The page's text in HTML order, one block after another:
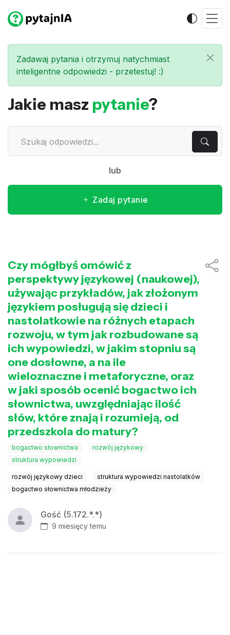
Zadawaj pytania i otrzymuj natychmiast
inteligentne odpowiedzi - przetestuj! :)
Jakie masz pytanie?
lub
Zadaj pytanie
Czy mógłbyś omówić z
perspektywy językowej (naukowej),
używając przykładów, jak złożonym
językiem posługują się dzieci i
nastolatkowie na różnych etapach
rozwoju, w tym jak rozbudowane są
ich wypowiedzi, w jakim stopniu są
one dosłowne, a na ile
wieloznaczne i metaforyczne, oraz
w jaki sposób ocenić bogactwo ich
słownictwa, uwzględniając ilość
słów, które znają i rozumieją, od
przedszkola do matury?
bogactwo słownictwa
rozwój językowy
struktura wypowiedzi
rozwój językowy dzieci
struktura wypowiedzi nastolatków
bogactwo słownictwa młodzieży
Gość (5.172.*.*)
9 miesięcy temu